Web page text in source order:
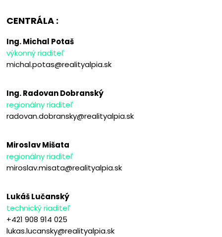
CENTRÁLA :
Ing. Michal Potaš
výkonný riaditeľ
michal.potas@realityalpia.sk
Ing. Radovan Dobranský
regionálny riaditeľ
radovan.dobransky@realityalpia.sk
Miroslav Mišata
regionálny riaditeľ
miroslav.misata@realityalpia.sk
Lukáš Lučanský
technický riaditeľ
+421 908 914 025
lukas.lucansky@realityalpia.sk